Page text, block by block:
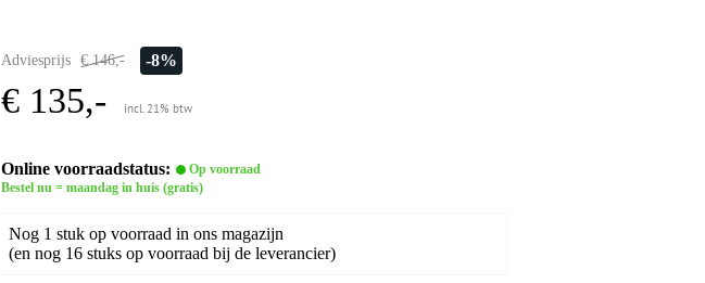
Adviesprijs € 146,- -8%
€ 135,- incl. 21% btw
Online voorraadstatus:
Op voorraad
Bestel nu = maandag in huis (gratis)
Nog 1 stuk op voorraad in ons magazijn
(en nog 16 stuks op voorraad bij de leverancier)